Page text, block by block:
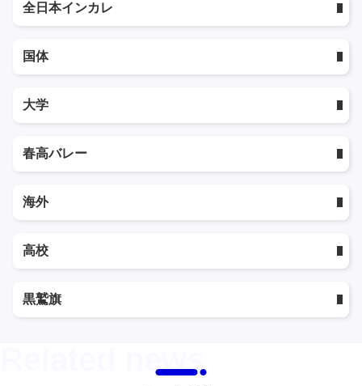
全日本インカレ
国体
大学
春高バレー
海外
高校
黒鷲旗